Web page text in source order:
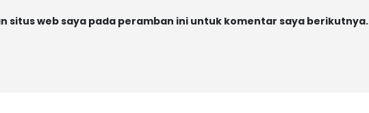
situs web saya pada peramban ini untuk komentar saya berikutnya.